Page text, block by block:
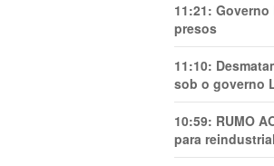
11:21: Governo
presos
11:10:
sob o governo
10:59: RUMO
para